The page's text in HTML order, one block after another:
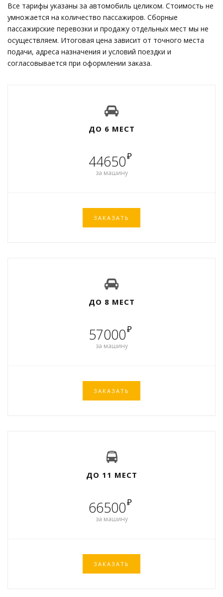
Все тарифы указаны за автомобиль целиком. Стоимость не
умножается на количество пассажиров. Сборные
пассажирские перевозки и продажу отдельных мест мы не
осуществляем. Итоговая цена зависит от точного места
подачи, адреса назначения и условий поездки и
согласовывается при оформлении заказа.
ДО 6 МЕСТ
44650₽
за машину
ЗАКАЗАТЬ
ДО 8 МЕСТ
57000₽
за машину
ЗАКАЗАТЬ
ДО 11 МЕСТ
66500₽
за машину
ЗАКАЗАТЬ